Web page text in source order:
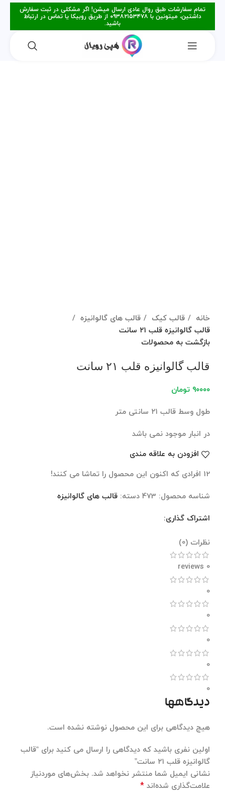
تمام سفارشات طبق روال عادی ارسال میشن! اگر مشکلی در ثبت سفارش
داشتین، میتونین با ۰۹۳۸۲۱۵۳۴۷۸ از طریق روبیکا یا تماس در ارتباط
باشید.
خانه قالب کیک
قالب های گالوانیزه
قالب گالوانیزه قلب ۲۱ سانت
بازگشت به محصولات
قالب گالوانیزه قلب ۲۱ سانت
۹۰۰۰۰ تومان
طول وسط قالب ۲۱ سانتی متر
در انبار موجود نمی باشد
افزودن به علاقه مندی
12 افرادی که اکنون این محصول را تماشا می کنند!
شناسه محصول: 473 دسته: قالب های گالوانیزه
اشتراک گذاری:
نظرات (0)
0 reviews
0
0
0
0
0
دیدگاهها
هیچ دیدگاهی برای این محصول نوشته نشده است.
اولین نفری باشید که دیدگاهی را ارسال می کنید برای “قالب
گالوانیزه قلب ۲۱ سانت”
نشانی ایمیل شما منتشر نخواهد شد. بخش‌های موردنیاز
علامت‌گذاری شده‌اند *